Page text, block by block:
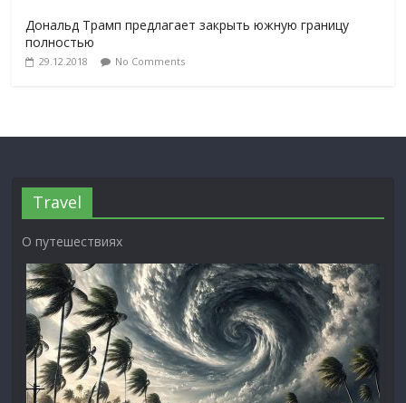
Дональд Трамп предлагает закрыть южную границу
полностью
29.12.2018 No Comments
Travel
О путешествиях